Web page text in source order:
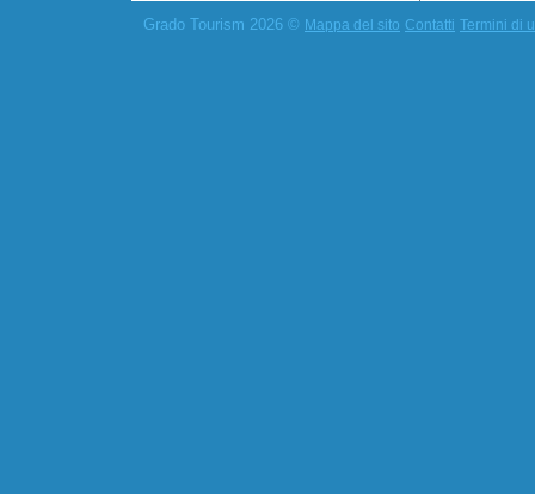
Grado Tourism 2026 © Mappa del sito Contatti Termini di